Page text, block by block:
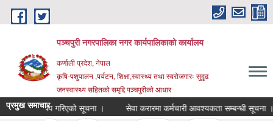
Skip to main content
पञ्चपुरी नगरपालिका नगर कार्यपालिकाको कार्यालय
कर्णाली प्रदेश, नेपाल
कृषि-पशुपालन ,पर्यटन, शिक्षा,स्वास्थ्य तथा स्वरोजगारः सुदृढ
जनस्वास्थ्य सहितको समृद्दि पञ्चपुरीको आधार
प्रमुख समाचार
म्याद थप गरिएको सूचना । सेवा करारमा कर्मचारी आवश्यकता सम्बन्धी सूचना ।